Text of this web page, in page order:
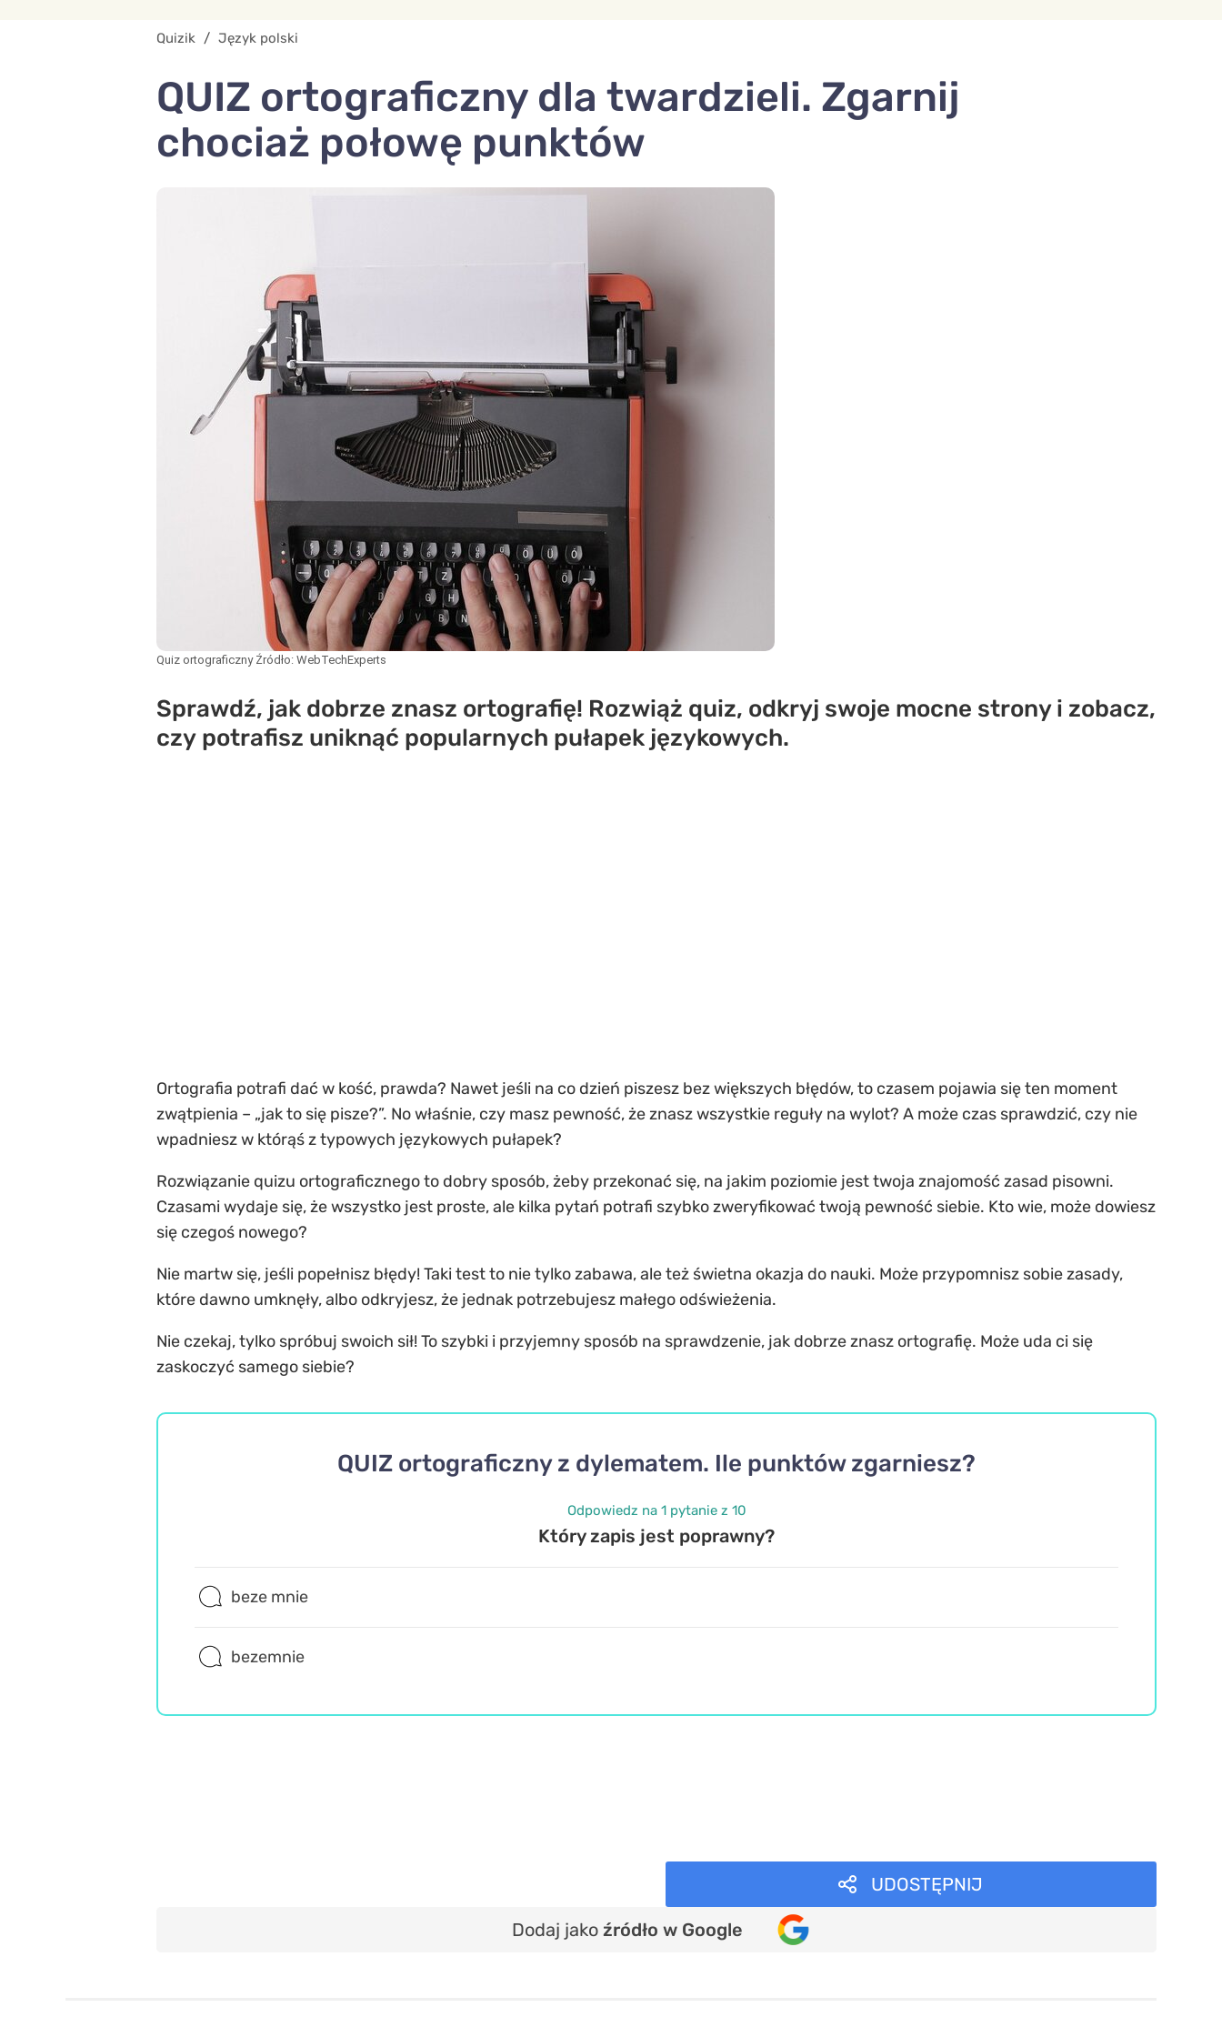
Quizik / Język polski
QUIZ ortograficzny dla twardzieli. Zgarnij
chociaż połowę punktów
Quiz ortograficzny Źródło: WebTechExperts
Sprawdź, jak dobrze znasz ortografię! Rozwiąż quiz, odkryj swoje mocne strony i zobacz,
czy potrafisz uniknąć popularnych pułapek językowych.
Ortografia potrafi dać w kość, prawda? Nawet jeśli na co dzień piszesz bez większych błędów, to czasem pojawia się ten moment
zwątpienia – „jak to się pisze?”. No właśnie, czy masz pewność, że znasz wszystkie reguły na wylot? A może czas sprawdzić, czy nie
wpadniesz w którąś z typowych językowych pułapek?
Rozwiązanie quizu ortograficznego to dobry sposób, żeby przekonać się, na jakim poziomie jest twoja znajomość zasad pisowni.
Czasami wydaje się, że wszystko jest proste, ale kilka pytań potrafi szybko zweryfikować twoją pewność siebie. Kto wie, może dowiesz
się czegoś nowego?
Nie martw się, jeśli popełnisz błędy! Taki test to nie tylko zabawa, ale też świetna okazja do nauki. Może przypomnisz sobie zasady,
które dawno umknęły, albo odkryjesz, że jednak potrzebujesz małego odświeżenia.
Nie czekaj, tylko spróbuj swoich sił! To szybki i przyjemny sposób na sprawdzenie, jak dobrze znasz ortografię. Może uda ci się
zaskoczyć samego siebie?
QUIZ ortograficzny z dylematem. Ile punktów zgarniesz?
Odpowiedz na 1 pytanie z 10
Który zapis jest poprawny?
beze mnie
bezemnie
UDOSTĘPNIJ
Dodaj jako źródło w Google